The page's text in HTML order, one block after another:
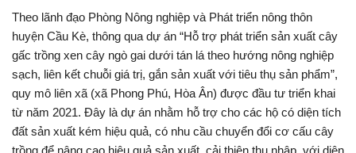
Theo lãnh đạo Phòng Nông nghiệp và Phát triển nông thôn
huyện Cầu Kè, thông qua dự án “Hỗ trợ phát triển sản xuất cây
gấc trồng xen cây ngò gai dưới tán lá theo hướng nông nghiệp
sạch, liên kết chuỗi giá trị, gắn sản xuất với tiêu thụ sản phẩm”,
quy mô liên xã (xã Phong Phú, Hòa Ân) được đầu tư triển khai
từ năm 2021. Đây là dự án nhằm hỗ trợ cho các hộ có diện tích
đất sản xuất kém hiệu quả, có nhu cầu chuyển đổi cơ cấu cây
trồng để nâng cao hiệu quả sản xuất, cải thiện thu nhập, với diện